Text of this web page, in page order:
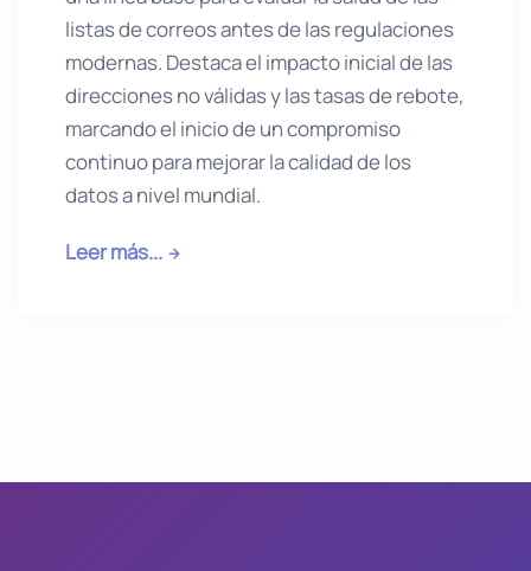
listas de correos antes de las regulaciones
modernas. Destaca el impacto inicial de las
direcciones no válidas y las tasas de rebote,
marcando el inicio de un compromiso
continuo para mejorar la calidad de los
datos a nivel mundial.
Leer más...